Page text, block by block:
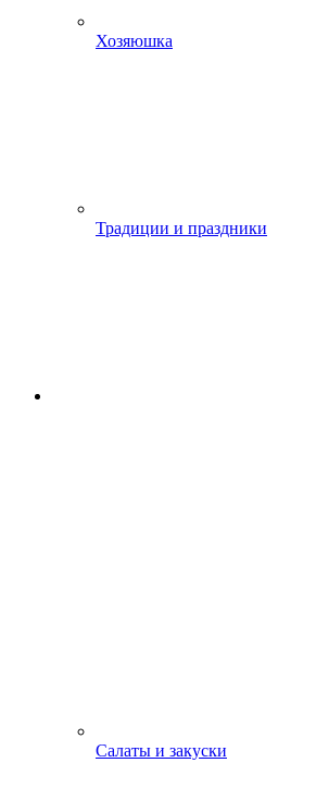
Хозяюшка
Традиции и праздники
Салаты и закуски